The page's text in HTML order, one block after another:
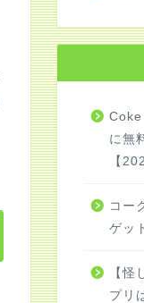
Coke
に無
【
コー
ゲッ
【
プリ